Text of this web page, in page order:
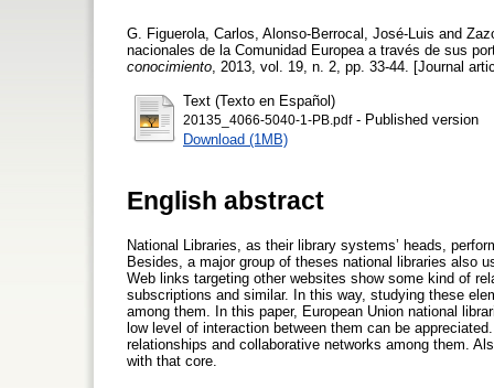
G. Figuerola, Carlos Alonso-Berrocal, José-Luis and
nacionales de la Comunidad Europea a través de sus
conocimiento , 2013, vol. 19, n. 2, pp. 33-44. [Journal
Text (Texto en Español)
20135_4066-5040-1-PB.pdf- Published version
Download (1MB)
English abstract
National Libraries, as their library systems’ heads,
Besides, a major group of theses national libraries also
Web links targeting other websites show some kind of
subscriptions and similar. In this way, studying these
among them. In this paper, European Union national
low level of interaction between them can be
relationships and collaborative networks among them.
with that core.